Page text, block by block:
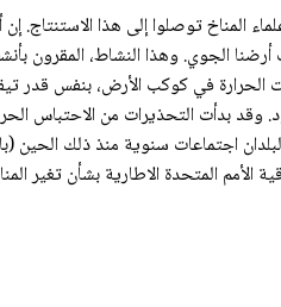
علميا طاغيا على ان ارتفاع درجة حرارة الأرض هو من صنع الانسان في الغالب: إذ
الجوي. وهذا النشاط، المقرون
الحرارة في كوكب الأرض، بنفس قدر
بدأت التحذيرات من الاحتباس
تلك البلدان اجتماعات سنوية منذ ذلك